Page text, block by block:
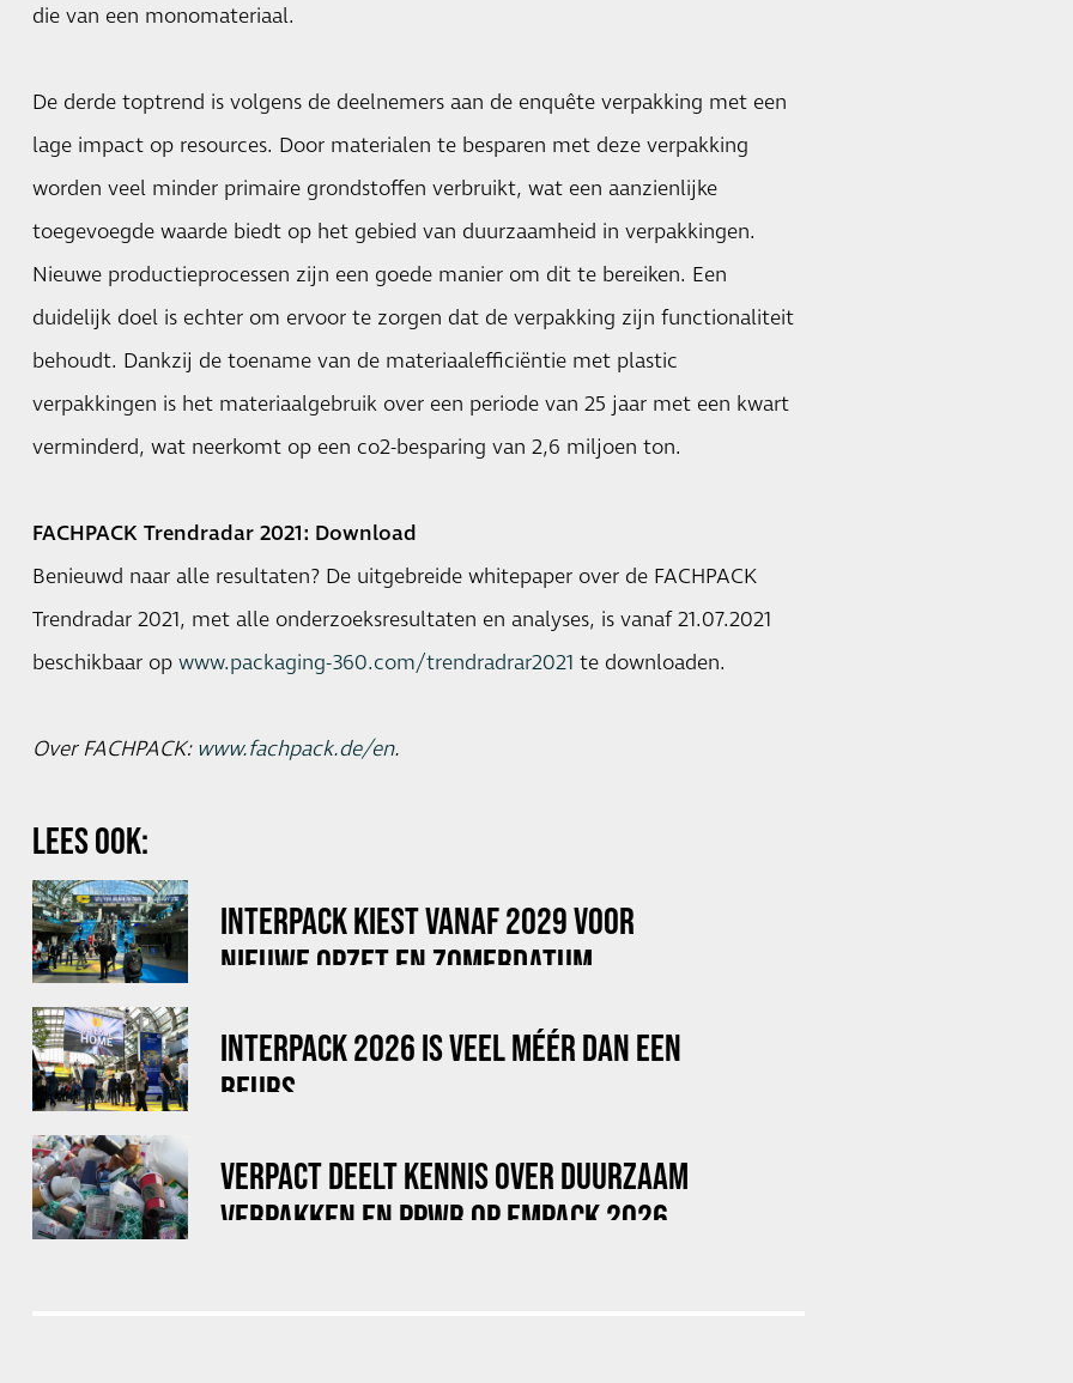
die van een monomateriaal.
De derde toptrend is volgens de deelnemers aan de enquête verpakking met een
lage impact op resources. Door materialen te besparen met deze verpakking
worden veel minder primaire grondstoffen verbruikt, wat een aanzienlijke
toegevoegde waarde biedt op het gebied van duurzaamheid in verpakkingen.
Nieuwe productieprocessen zijn een goede manier om dit te bereiken. Een
duidelijk doel is echter om ervoor te zorgen dat de verpakking zijn functionaliteit
behoudt. Dankzij de toename van de materiaalefficiëntie met plastic
verpakkingen is het materiaalgebruik over een periode van 25 jaar met een kwart
verminderd, wat neerkomt op een co2-besparing van 2,6 miljoen ton.
FACHPACK Trendradar 2021: Download
Benieuwd naar alle resultaten? De uitgebreide whitepaper over de FACHPACK
Trendradar 2021, met alle onderzoeksresultaten en analyses, is vanaf 21.07.2021
beschikbaar op www.packaging-360.com/trendradrar2021 te downloaden.
Over FACHPACK: www.fachpack.de/en.
LEES OOK:
INTERPACK KIEST VANAF 2029 VOOR
NIEUWE OPZET EN ZOMERDATUM
INTERPACK 2026 IS VEEL MÉÉR DAN EEN
BEURS
VERPACT DEELT KENNIS OVER DUURZAAM
VERPAKKEN EN PPWR OP EMPACK 2026